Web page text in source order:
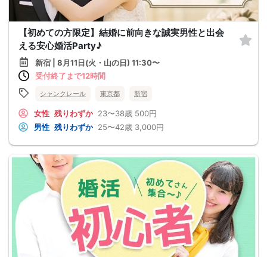
【初めての方限定】結婚に前向きな誠実男性と出会
える安心婚活Party♪
新宿 | 8月11日(火・山の日) 11:30〜
受付終了まで12時間
シャンクレール 東京都 新宿
女性 残りわずか 23〜38歳 500円
男性 残りわずか 25〜42歳 3,000円